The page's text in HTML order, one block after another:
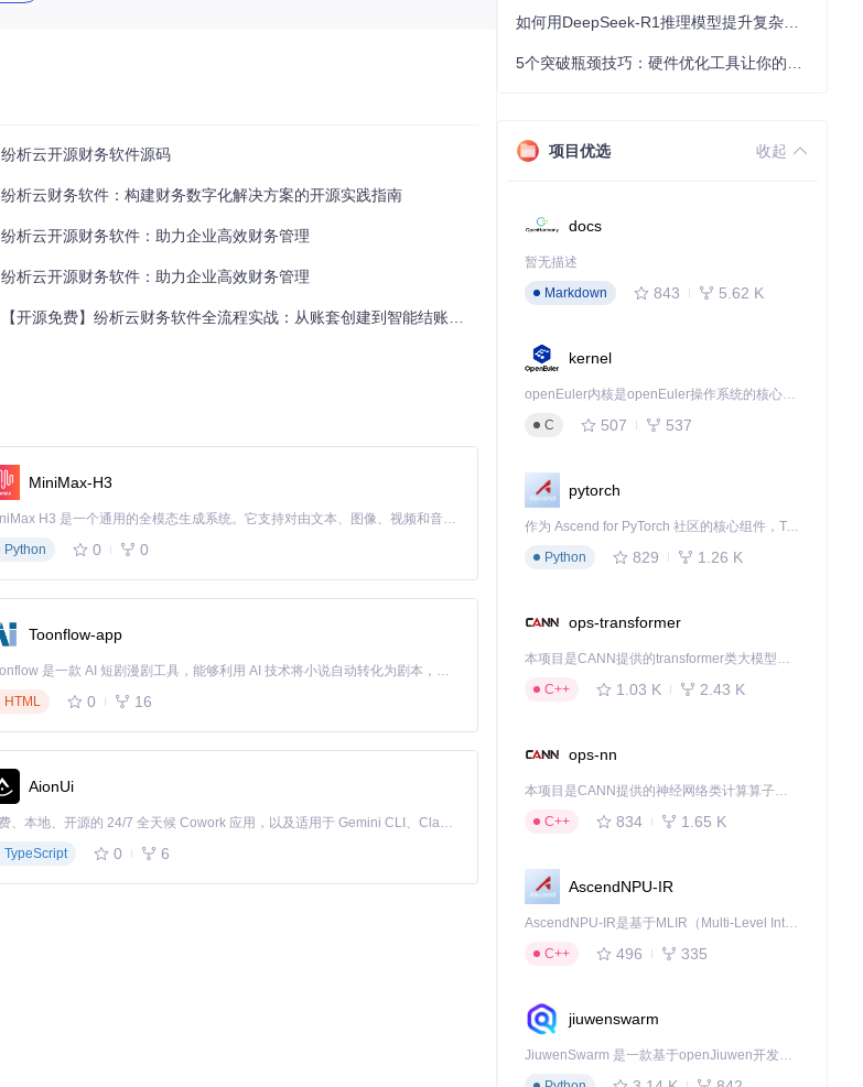
纷析云开源财务软件源码
纷析云财务软件：构建财务数字化解决方案的开源实践指南
纷析云开源财务软件：助力企业高效财务管理
纷析云开源财务软件：助力企业高效财务管理
【开源免费】纷析云财务软件全流程实战：从账套创建到智能结账的餐饮行业解决方案
MiniMax-H3
MiniMax H3 是一个通用的全模态生成系统。它支持对由文本、图像、视频和音频组成的多模态上下文进行统一理解，并能生成分辨率高达 2K、时长可达 15 秒的带原生立体声音频的视频。得益于面向任务泛化的系统设计，H3 在预训练阶段就已具备广泛的多模态上下文理解与生成能力，能够出色地执行复杂的多模态指令。
Python
0 0
Toonflow-app
Toonflow 是一款 AI 短剧漫剧工具，能够利用 AI 技术将小说自动转化为剧本，并结合 AI 生成的图片和视频，实现高效的短剧创作。借助 Toonflow，可以轻松完成从文字到影像的全流程，让短剧制作变得更加智能与便捷。
HTML
0 16
AionUi
免费、本地、开源的 24/7 全天候 Cowork 应用，以及适用于 Gemini CLI、Claude Code、Codex、OpenCode、Qwen Code、Goose CLI、Auggie 等的 OpenClaw | 🌟 喜欢就点star吧
TypeScript
0 6
项目优选 收起
docs
暂无描述
Markdown
843 5.62 K
kernel
openEuler内核是openEuler操作系统的核心，既是系统性能与稳定性的基石，也是连接处理器、设备与服务的桥梁。
C
507 537
pytorch
作为 Ascend for PyTorch 社区的核心组件，TorchNPU 是昇腾专为 PyTorch 打造的深度学习适配插件，使 PyTorch 框架能够直接调用昇腾 NPU，为开发者提供昇腾 AI 处理器的超强算力。
Python
829 1.26 K
ops-transformer
本项目是CANN提供的transformer类大模型算子库，实现网络在NPU上加速计算。
C++
1.03 K 2.43 K
ops-nn
本项目是CANN提供的神经网络类计算算子库，实现网络在NPU上加速计算。
C++
834 1.65 K
AscendNPU-IR
AscendNPU-IR是基于MLIR（Multi-Level Intermediate Representation）构建的，面向昇腾亲和算子编译时使用的中间表示，提供昇腾完备表达能力，通过编译优化提升昇腾AI处理器计算效率，支持通过生态框架使能昇腾AI处理器与深度调优
C++
496 335
jiuwenswarm
JiuwenSwarm 是一款基于openJiuwen开发的智能AI Agent，它能够将大语言模型的强大能力，通过你日常使用的各类通讯应用，直接延伸至你的指尖。